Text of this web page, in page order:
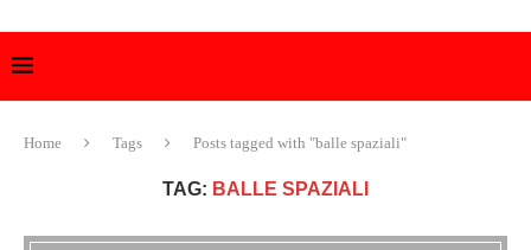
Home Tags Posts tagged with "balle spaziali"
TAG: BALLE SPAZIALI